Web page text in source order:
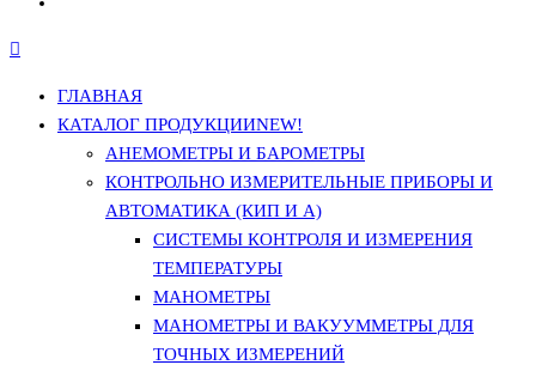
ГЛАВНАЯ
КАТАЛОГ ПРОДУКЦИИNEW!
АНЕМОМЕТРЫ И БАРОМЕТРЫ
КОНТРОЛЬНО ИЗМЕРИТЕЛЬНЫЕ ПРИБОРЫ И
АВТОМАТИКА (КИП И А)
СИСТЕМЫ КОНТРОЛЯ И ИЗМЕРЕНИЯ
ТЕМПЕРАТУРЫ
МАНОМЕТРЫ
МАНОМЕТРЫ И ВАКУУММЕТРЫ ДЛЯ
ТОЧНЫХ ИЗМЕРЕНИЙ